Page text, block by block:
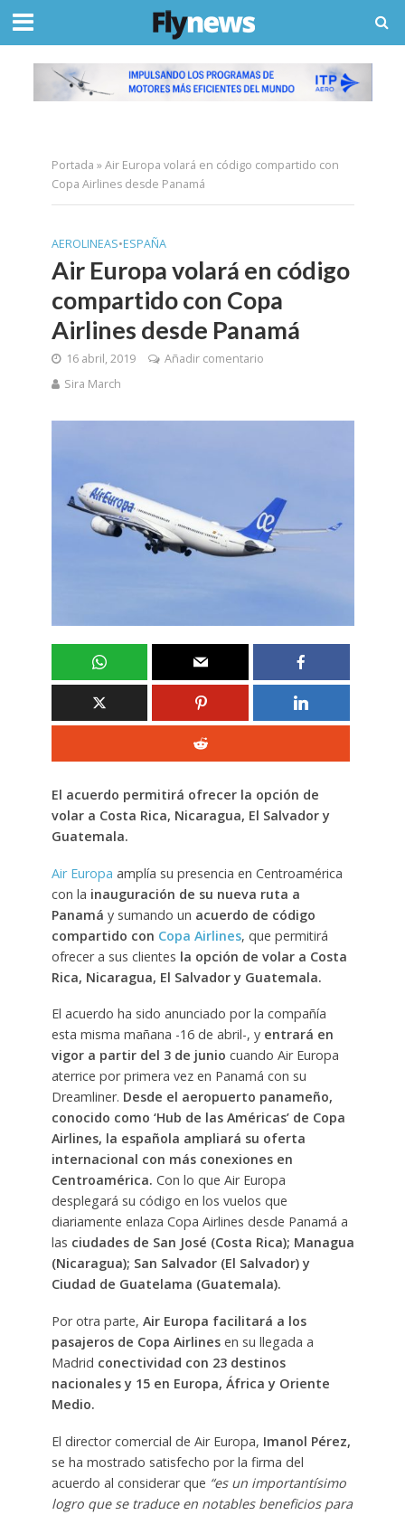
Portada »Air Europa volará en código compartido con
Copa Airlines desde Panamá
AEROLINEAS•ESPAÑA
Air Europa volará en código
compartido con Copa
Airlines desde Panamá
16 abril, 2019
Añadir comentario
Sira March
El acuerdo permitirá ofrecer la opción de
volar a Costa Rica, Nicaragua, El Salvador y
Guatemala.
Air Europa amplía su presencia en Centroamérica
con la inauguración de su nueva ruta a
Panamá y sumando un acuerdo de código
compartido con Copa Airlines, que permitirá
ofrecer a sus clientes la opción de volar a Costa
Rica, Nicaragua, El Salvador y Guatemala.
El acuerdo ha sido anunciado por la compañía
esta misma mañana -16 de abril-, y entrará en
vigor a partir del 3 de junio cuando Air Europa
aterrice por primera vez en Panamá con su
Dreamliner. Desde el aeropuerto panameño,
conocido como ‘Hub de las Américas’ de Copa
Airlines, la española ampliará su oferta
internacional con más conexiones en
Centroamérica. Con lo que Air Europa
desplegará su código en los vuelos que
diariamente enlaza Copa Airlines desde Panamá a
las ciudades de San José (Costa Rica); Managua
(Nicaragua); San Salvador (El Salvador) y
Ciudad de Guatelama (Guatemala).
Por otra parte, Air Europa facilitará a los
pasajeros de Copa Airlines en su llegada a
Madrid conectividad con 23 destinos
nacionales y 15 en Europa, África y Oriente
Medio.
El director comercial de Air Europa, Imanol Pérez,
se ha mostrado satisfecho por la firma del
acuerdo al considerar que “es un importantísimo
logro que se traduce en notables beneficios para